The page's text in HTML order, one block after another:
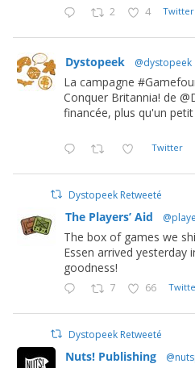
2 4 Twitter
Dystopeek @dystopeek
La campagne
Conquer Britannia! de
financée, plus qu'un
Twitter
Dystopeek Retweeté
The Players’ Aid
The box of games we
Essen arrived
goodness!
7 66
Dystopeek Retweeté
Nuts! Publishing